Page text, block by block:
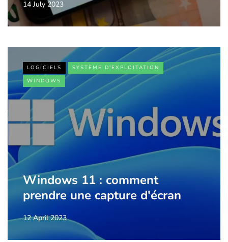
14 July 2023
LOGICIELS
SYSTÈME D'EXPLOITATION
WINDOWS
Windows 11 : comment
prendre une capture d'écran
12 April 2023